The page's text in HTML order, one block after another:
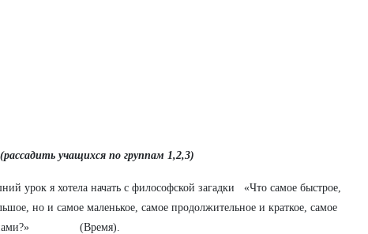
(рассадить учащихся по группам 1,2,3)
урок я хотела начать с философской загадки «Что самое быстрое,
но и самое маленькое, самое продолжительное и краткое, самое
нами?» (Время).